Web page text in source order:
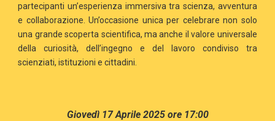
partecipanti un’esperienza immersiva tra scienza, avventura
e collaborazione. Un’occasione unica per celebrare non solo
una grande scoperta scientifica, ma anche il valore universale
della curiosità, dell’ingegno e del lavoro condiviso tra
scienziati, istituzioni e cittadini.
Giovedì 17 Aprile 2025 ore 17:00